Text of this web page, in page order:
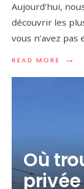
Aujourd’hui,
découvrir les
vous n’avez pas
READ MORE →
Où